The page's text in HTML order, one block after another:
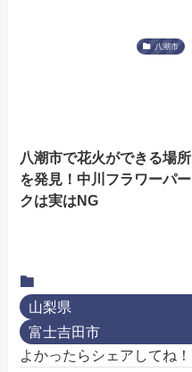
八潮市
八潮市で花火ができる場所
を発見！中川フラワーパー
クは実はNG
山梨県
富士吉田市
よかったらシェアしてね！